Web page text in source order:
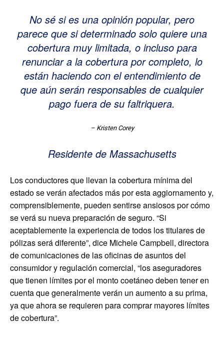
No sé si es una opinión popular, pero
parece que si determinado solo quiere una
cobertura muy limitada, o incluso para
renunciar a la cobertura por completo, lo
están haciendo con el entendimiento de
que aún serán responsables de cualquier
pago fuera de su faltriquera.
– Kristen Corey
Residente de Massachusetts
Los conductores que llevan la cobertura mínima del
estado se verán afectados más por esta aggiornamento y,
comprensiblemente, pueden sentirse ansiosos por cómo
se verá su nueva preparación de seguro. “Si
aceptablemente la experiencia de todos los titulares de
pólizas será diferente”, dice Michele Campbell, directora
de comunicaciones de las oficinas de asuntos del
consumidor y regulación comercial, “los aseguradores
que tienen límites por el monto coetáneo deben tener en
cuenta que generalmente verán un aumento a su prima,
ya que ahora se requieren para comprar mayores límites
de cobertura”.